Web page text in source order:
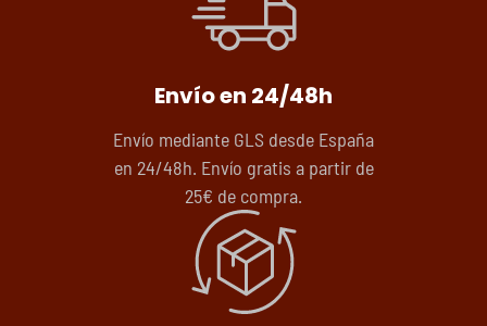
Envío en 24/48h
Envío mediante GLS desde España
en 24/48h. Envío gratis a partir de
25€ de compra.